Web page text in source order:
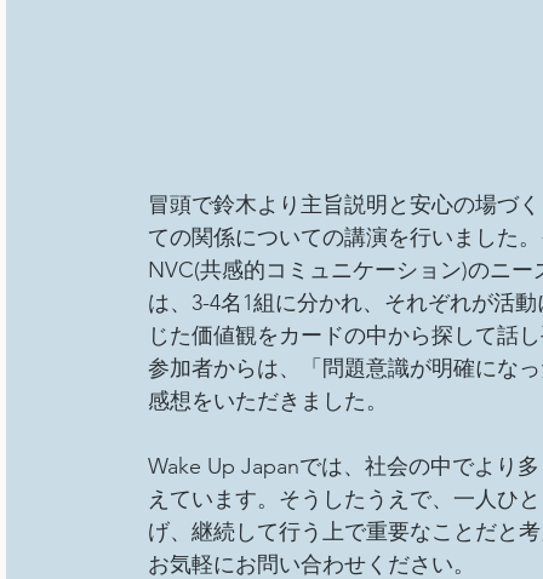
冒頭で鈴木より主旨説明と安心の場づ
ての関係についての講演を行いました
NVC(共感的コミュニケーション)のニ
は、3-4名1組に分かれ、それぞれが活
じた価値観をカードの中から探して話
参加者からは、「問題意識が明確にな
感想をいただきました。
Wake Up Japanでは、社会の中でより
えています。そうしたうえで、一人ひ
げ、継続して行う上で重要なことだと
お気軽にお問い合わせください。